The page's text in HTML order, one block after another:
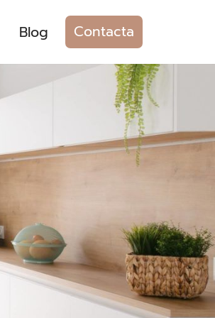
Blog Contacta